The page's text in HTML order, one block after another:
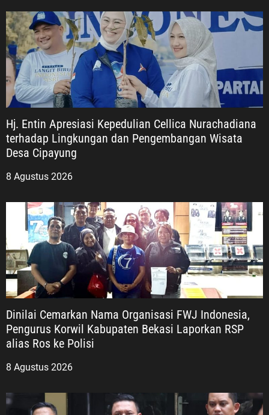
Hj. Entin Apresiasi Kepedulian Cellica Nurachadiana
terhadap Lingkungan dan Pengembangan Wisata
Desa Cipayung
8 Agustus 2026
Dinilai Cemarkan Nama Organisasi FWJ Indonesia,
Pengurus Korwil Kabupaten Bekasi Laporkan RSP
alias Ros ke Polisi
8 Agustus 2026